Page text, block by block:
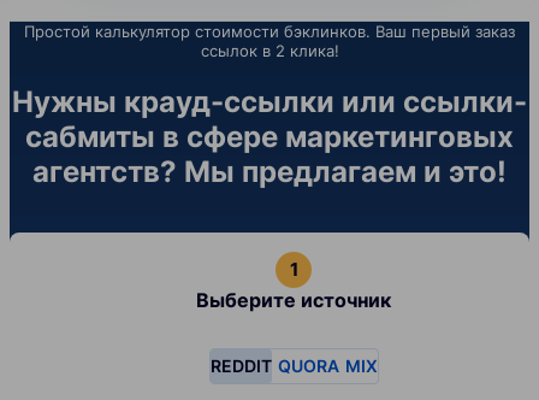
Простой калькулятор стоимости бэклинков. Ваш первый заказ
ссылок в 2 клика!
Нужны крауд-ссылки или ссылки-
сабмиты в сфере маркетинговых
агентств? Мы предлагаем и это!
Выберите источник
REDDIT QUORA MIX